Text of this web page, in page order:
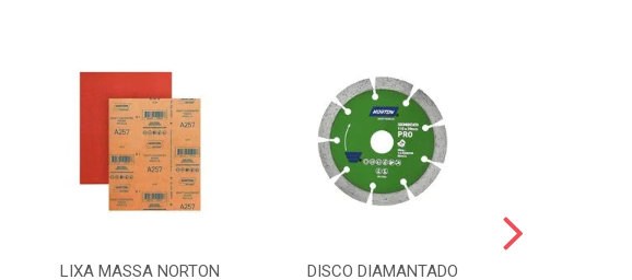
LIXA MASSA NORTON DISCO DIAMANTADO